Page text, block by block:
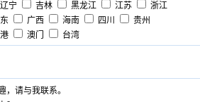
辽宁 吉林 黑龙江 江苏
浙江
广西 海南 四川
贵州
澳门 台湾
，请与我联系。